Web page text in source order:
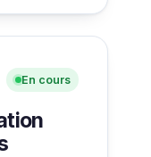
En cours